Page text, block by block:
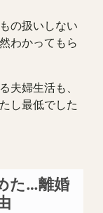
の扱いしない
わかってもら
夫婦生活も、
し最低でした
た…離婚